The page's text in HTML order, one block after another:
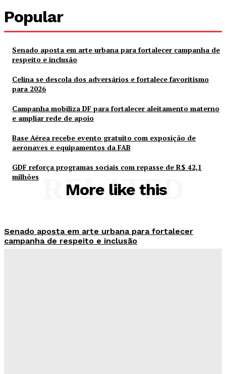
Popular
Senado aposta em arte urbana para fortalecer campanha de
respeito e inclusão
Celina se descola dos adversários e fortalece favoritismo
para 2026
Campanha mobiliza DF para fortalecer aleitamento materno
e ampliar rede de apoio
Base Aérea recebe evento gratuito com exposição de
aeronaves e equipamentos da FAB
GDF reforça programas sociais com repasse de R$ 42,1
milhões
More like this
RELATED
Senado aposta em arte urbana para fortalecer
campanha de respeito e inclusão